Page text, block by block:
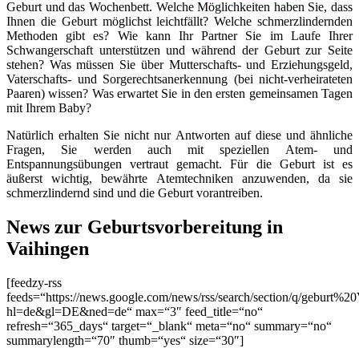
Geburt und das Wochenbett. Welche Möglichkeiten haben Sie, dass
Ihnen die Geburt möglichst leichtfällt? Welche schmerzlindernden
Methoden gibt es? Wie kann Ihr Partner Sie im Laufe Ihrer
Schwangerschaft unterstützen und während der Geburt zur Seite
stehen? Was müssen Sie über Mutterschafts- und Erziehungsgeld,
Vaterschafts- und Sorgerechtsanerkennung (bei nicht-verheirateten
Paaren) wissen? Was erwartet Sie in den ersten gemeinsamen Tagen
mit Ihrem Baby?
Natürlich erhalten Sie nicht nur Antworten auf diese und ähnliche
Fragen, Sie werden auch mit speziellen Atem- und
Entspannungsübungen vertraut gemacht. Für die Geburt ist es
äußerst wichtig, bewährte Atemtechniken anzuwenden, da sie
schmerzlindernd sind und die Geburt vorantreiben.
News zur Geburtsvorbereitung in
Vaihingen
[feedzy-rss
feeds=“https://news.google.com/news/rss/search/section/q/
hl=de&gl=DE&ned=de“ max=“3″ feed_title=“no“
refresh=“365_days“ target=“_blank“ meta=“no“ summary=“no“
summarylength=“70″ thumb=“yes“ size=“30″]